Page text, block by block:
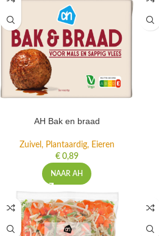
AH Bak en braad
Zuivel, Plantaardig, Eieren
€0,89
NAAR AH